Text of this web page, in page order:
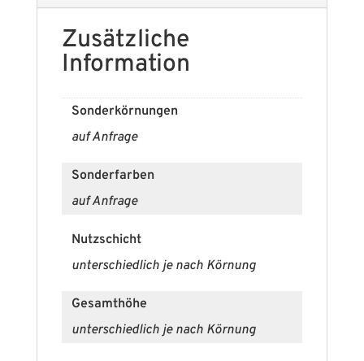
Zusätzliche
Information
Sonderkörnungen
auf Anfrage
Sonderfarben
auf Anfrage
Nutzschicht
unterschiedlich je nach Körnung
Gesamthöhe
unterschiedlich je nach Körnung